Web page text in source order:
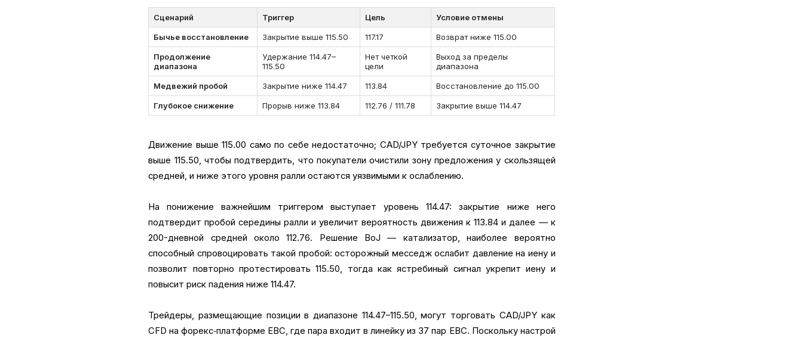
Сценарий Триггер Цель Условие отмены
Бычье восстановление Закрытие выше 115.50 117.17 Возврат ниже 115.00
Продолжение
диапазона
Удержание 114.47–
115.50
Нет четкой
цели
Выход за пределы
диапазона
Медвежий пробой Закрытие ниже 114.47 113.84 Восстановление до 115.00
Глубокое снижение Прорыв ниже 113.84 112.76 / 111.78 Закрытие выше 114.47
Движение выше 115.00 само по себе недостаточно; CAD/JPY требуется суточное закрытие
выше 115.50, чтобы подтвердить, что покупатели очистили зону предложения у скользящей
средней, и ниже этого уровня ралли остаются уязвимыми к ослаблению.
На понижение важнейшим триггером выступает уровень 114.47: закрытие ниже него
подтвердит пробой середины ралли и увеличит вероятность движения к 113.84 и далее — к
200-дневной средней около 112.76. Решение BoJ — катализатор, наиболее вероятно
способный спровоцировать такой пробой: осторожный месседж ослабит давление на иену и
позволит повторно протестировать 115.50, тогда как ястребиный сигнал укрепит иену и
повысит риск падения ниже 114.47.
Трейдеры, размещающие позиции в диапазоне 114.47–115.50, могут торговать CAD/JPY как
CFD на форекс‑платформе EBC, где пара входит в линейку из 37 пар EBC. Поскольку настрой